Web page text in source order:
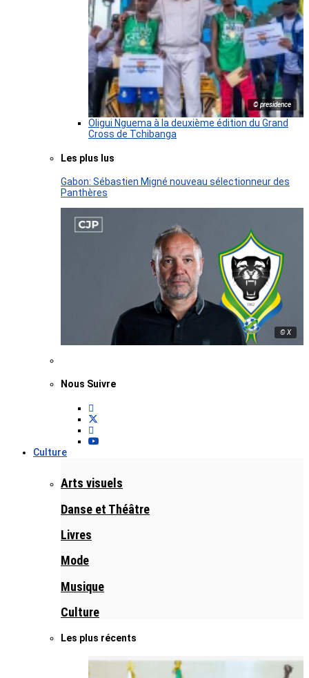
© presidence
Oligui Nguema à la deuxième édition du Grand
Cross de Tchibanga
Les plus lus
Gabon: Sébastien Migné nouveau sélectionneur des
Panthères
© X
Nous Suivre
Culture
Arts visuels
Danse et Théâtre
Livres
Mode
Musique
Culture
Les plus récents